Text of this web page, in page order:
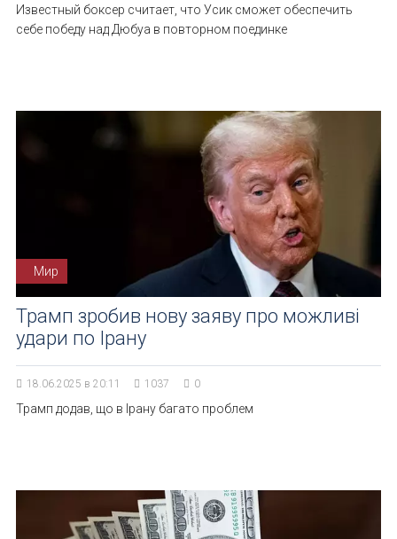
Известный боксер считает, что Усик сможет обеспечить
себе победу над Дюбуа в повторном поединке
Мир
Трамп зробив нову заяву про можливі
удари по Ірану
18.06.2025 в 20:11 1037 0
Трамп додав, що в Ірану багато проблем